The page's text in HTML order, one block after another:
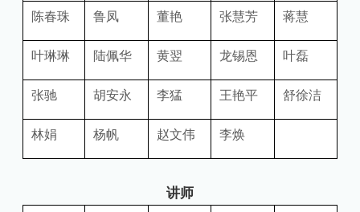
服务地方
联系我们
陈春珠 鲁凤 董艳 张慧芳 蒋慧
叶琳琳 陆佩华 黄翌 龙锡恩 叶磊
张驰 胡安永 李猛 王艳平 舒徐洁
林娟 杨帆 赵文伟 李焕
讲师